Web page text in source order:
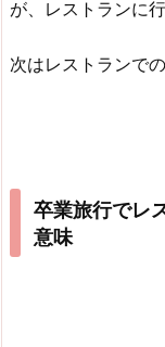
が、レストランに
次はレストランで
卒業旅行でレ
意味